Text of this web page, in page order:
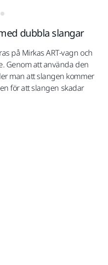
dubbla slangar
på Mirkas ART-vagn och
Genom att använda den
man att slangen kommer
för att slangen skadar
Moms 25,5